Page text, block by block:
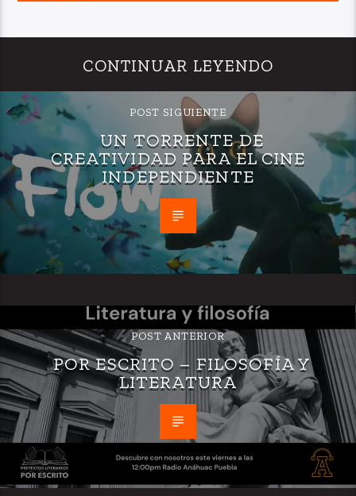
CONTINUAR LEYENDO
POST SIGUIENTE
UN TORRENTE DE
CREATIVIDAD PARA EL CINE
INDEPENDIENTE
POST ANTERIOR
POR ESCRITO – FILOSOFÍA Y
LITERATURA